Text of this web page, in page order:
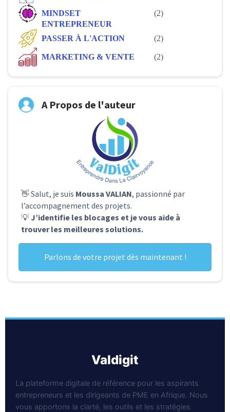
MINDSET
ENTREPRENEUR
(2)
PASSER À L'ACTION (2)
MARKETING & VENTE (2)
A Propos de l'auteur
👋 Salut, je suis Moussa VALIAN, passionné par
l’accompagnement des projets.
💡 J’identifie les blocages et je vous aide à
trouver les meilleures solutions.
Parlons de votre projet dès maintenant !
valdigit
La plateforme digitale de référence pour les aspirants
entrepreneurs et les dirigeants de PME en Afrique. Nous
vous apportons la clarté, les outils et les stratégies